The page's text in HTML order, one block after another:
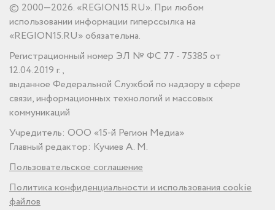
© 2000—2026. «REGION15.RU». При любом
использовании информации гиперссылка на
«REGION15.RU» обязательна.
Регистрационный номер ЭЛ № ФС 77 - 75385 от
12.04.2019 г.,
выданное Федеральной Службой по надзору в сфере
связи, информационных технологий и массовых
коммуникаций
Учредитель: ООО «15-й Регион Медиа»
Главный редактор: Кучиев А. М.
Пользовательское соглашение
Политика конфиденциальности и использования cookie
файлов